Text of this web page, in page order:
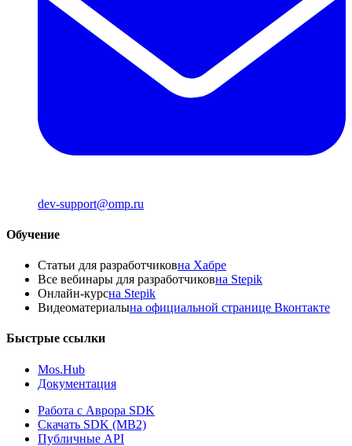
dev-support@omp.ru
Обучение
Статьи для разработчиковна Хабре
Все вебинары для разработчиковна Stepik
Онлайн-курсна Stepik
Видеоматериалына официальной странице Вконтакте
Быстрые ссылки
Mos.Hub
Документация
Работа с Аврора SDK
Скачать SDK (MB2)
Публичные API